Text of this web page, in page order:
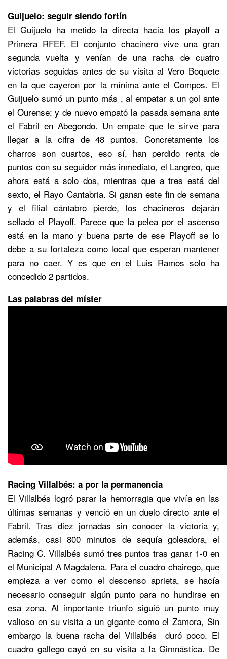
Guijuelo: seguir siendo fortín
El Guijuelo ha metido la directa hacia los playoff a
Primera RFEF. El conjunto chacinero vive una gran
segunda vuelta y venían de una racha de cuatro
victorias seguidas antes de su visita al Vero Boquete
en la que cayeron por la mínima ante el Compos. El
Guijuelo sumó un punto más , al empatar a un gol ante
el Ourense; y de nuevo empató la pasada semana ante
el Fabril en Abegondo. Un empate que le sirve para
llegar a la cifra de 48 puntos. Concretamente los
charros son cuartos, eso sí, han perdido renta de
puntos con su seguidor más inmediato, el Langreo, que
ahora está a solo dos, mientras que a tres está del
sexto, el Rayo Cantabria. Si ganan este fin de semana
y el filial cántabro pierde, los chacineros dejarán
sellado el Playoff. Parece que la pelea por el ascenso
está en la mano y buena parte de ese Playoff se lo
debe a su fortaleza como local que esperan mantener
para no caer. Y es que en el Luis Ramos solo ha
concedido 2 partidos.
Las palabras del míster
Racing Villalbés: a por la permanencia
El Villalbés logró parar la hemorragia que vivía en las
últimas semanas y venció en un duelo directo ante el
Fabril. Tras diez jornadas sin conocer la victoria y,
además, casi 800 minutos de sequía goleadora, el
Racing C. Villalbés sumó tres puntos tras ganar 1-0 en
el Municipal A Magdalena. Para el cuadro chairego, que
empieza a ver como el descenso aprieta, se hacía
necesario conseguir algún punto para no hundirse en
esa zona. Al importante triunfo siguió un punto muy
valioso en su visita a un gigante como el Zamora, Sin
embargo la buena racha del Villalbés duró poco. El
cuadro gallego cayó en su visita a la Gimnástica. De